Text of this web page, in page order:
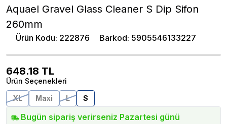
Aquael Gravel Glass Cleaner S Dip Sifon
260mm
Ürün Kodu: 222876 Barkod: 5905546133227
648.18 TL
Ürün Seçenekleri
XL
Maxi L S
Bugün sipariş verirseniz Pazartesi günü